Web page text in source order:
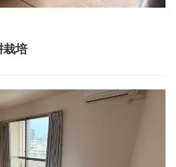
栽培